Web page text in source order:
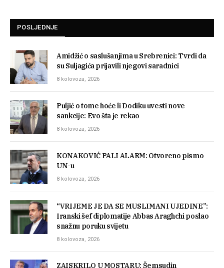
POSLJEDNJE
Amidžić o saslušanjima u Srebrenici: Tvrdi da
su Suljagića prijavili njegovi saradnici
8 kolovoza, 2026
Puljić o tome hoće li Dodiku uvesti nove
sankcije: Evo šta je rekao
8 kolovoza, 2026
KONAKOVIĆ PALI ALARM: Otvoreno pismo
UN-u
8 kolovoza, 2026
“VRIJEME JE DA SE MUSLIMANI UJEDINE”:
Iranski šef diplomatije Abbas Araghchi poslao
snažnu poruku svijetu
8 kolovoza, 2026
ZAISKRILO U MOSTARU: Šemsudin